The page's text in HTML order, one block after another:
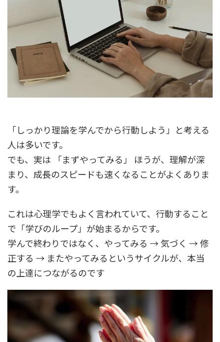
「しっかり理論を学んでから行動しよう」と考える
人は多いです。
でも、実は 「まずやってみる」 ほうが、理解が深
まり、成長のスピードも速くなることがよくありま
す。
これは心理学でもよく言われていて、行動すること
で「学びのループ」が始まるからです。
学んで終わりではなく、やってみる → 気づく →修
正する → またやってみるというサイクルが、本当
の上達につながるのです